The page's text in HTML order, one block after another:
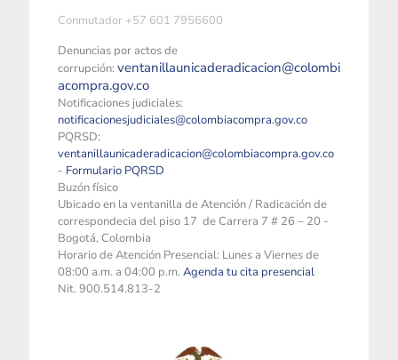
Conmutador +57 601 7956600
Denuncias por actos de
corrupción: ventanillaunicaderadicacion@colombi
acompra.gov.co
Notificaciones judiciales:
notificacionesjudiciales@colombiacompra.gov.co
PQRSD:
ventanillaunicaderadicacion@colombiacompra.gov.co
- Formulario PQRSD
Buzón físico
Ubicado en la ventanilla de Atención / Radicación de
correspondecia del piso 17 de Carrera 7 # 26 – 20 -
Bogotá, Colombia
Horario de Atención Presencial: Lunes a Viernes de
08:00 a.m. a 04:00 p.m. Agenda tu cita presencial
Nit. 900.514.813-2